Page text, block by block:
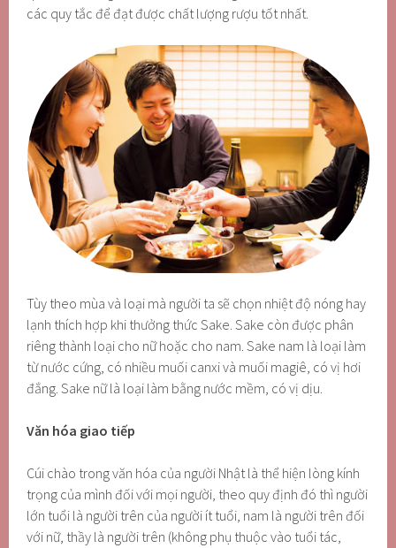
các quy tắc để đạt được chất lượng rượu tốt nhất.
Tùy theo mùa và loại mà người ta sẽ chọn nhiệt độ nóng hay
lạnh thích hợp khi thưởng thức Sake. Sake còn được phân
riêng thành loại cho nữ hoặc cho nam. Sake nam là loại làm
từ nước cứng, có nhiều muối canxi và muối magiê, có vị hơi
đắng. Sake nữ là loại làm bằng nước mềm, có vị dịu.
Văn hóa giao tiếp
Cúi chào trong văn hóa của người Nhật là thể hiện lòng kính
trọng của mình đối với mọi người, theo quy định đó thì người
lớn tuổi là người trên của người ít tuổi, nam là người trên đối
với nữ, thầy là người trên (không phụ thuộc vào tuổi tác,